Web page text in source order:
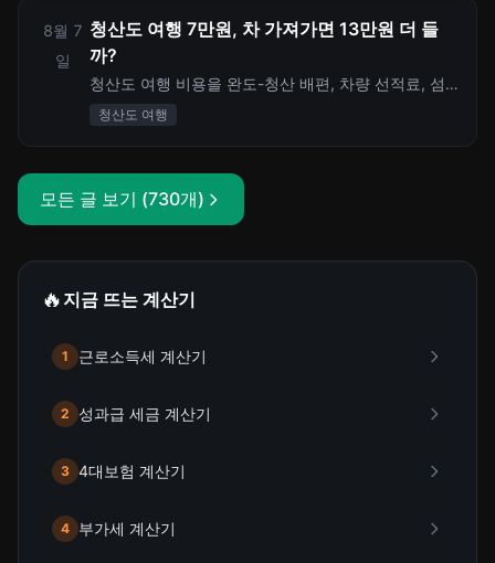
8월 7
일
청산도 여행 7만원, 차 가져가면 13만원 더 들
까?
청산도 여행 비용을 완도-청산 배편, 차량 선적료, 섬
내 버스·택시, 숙박, 식비까지 1인 당일치기와 2인 1박
2일 기준으로 계산합니다.
청산도 여행
모든 글 보기 (730개)
🔥 지금 뜨는 계산기
1 근로소득세 계산기
2 성과급 세금 계산기
3 4대보험 계산기
4 부가세 계산기